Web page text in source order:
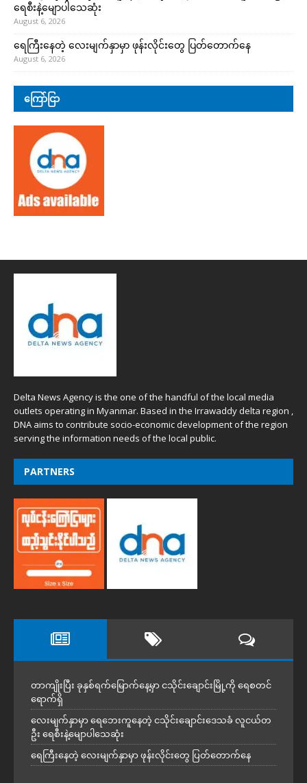
ရေစီးနဲ့မျောပါသေဆုံး
August 6, 2026
ရေကြီးနေတဲ့ လေးမျက်နှာမှာ ဖုန်းလိုင်းတွေ ပြတ်တောက်နေ
August 6, 2026
ကြော်ငြာ
Delta News Agency is the one of the handful of the local media
outlets operating in Myanmar. Based in the Irrawaddy delta region ,
DNA aims to contribute socio-economic development of the region
serving the information needs of the local public.
PARTNERS
တာကျိုးပြီး ခုနှစ်ရက်မြောက်နေ့မှာ ငသိုင်းချောင်းမြို့ကို ရေစတင်
ရောက်ရှိ
လေးမျက်နှာမှာ ရေဘေးကူနေတဲ့ ငသိုင်းချောင်းဒေသခံ လူငယ်တ
ဦး ရေစီးနဲ့မျောပါသေဆုံး
ရေကြီးနေတဲ့ လေးမျက်နှာမှာ ဖုန်းလိုင်းတွေ ပြတ်တောက်နေ